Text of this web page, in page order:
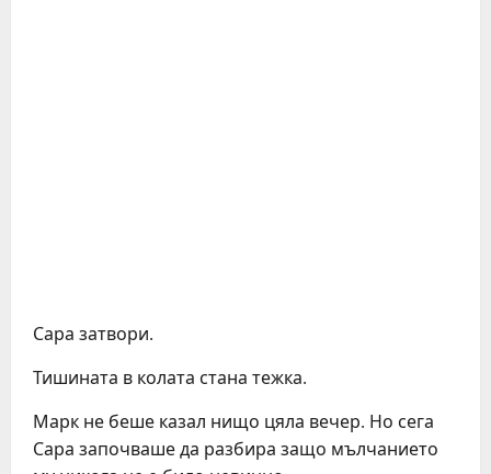
Сара затвори.
Тишината в колата стана тежка.
Марк не беше казал нищо цяла вечер. Но сега
Сара започваше да разбира защо мълчанието